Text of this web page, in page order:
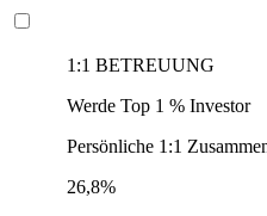
1:1 BETREUUNG
Werde Top 1 % Investor
Persönliche 1:1
26,8%